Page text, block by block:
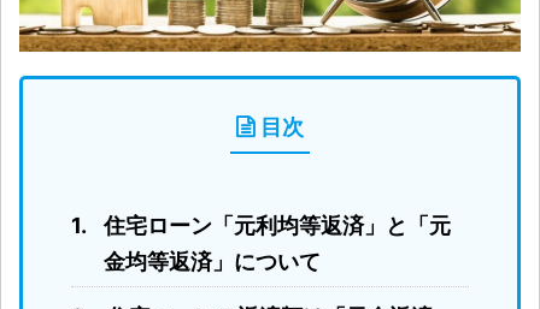
目次
住宅ローン「元利均等返済」と「元
金均等返済」について